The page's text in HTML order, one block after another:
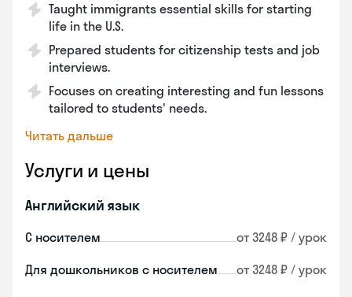
Taught immigrants essential skills for starting
life in the U.S.
Prepared students for citizenship tests and job
interviews.
Focuses on creating interesting and fun lessons
tailored to students' needs.
Читать дальше
Услуги и цены
Английский язык
С носителем от 3248 ₽ / урок
Для дошкольников с носителем от 3248 ₽ / урок